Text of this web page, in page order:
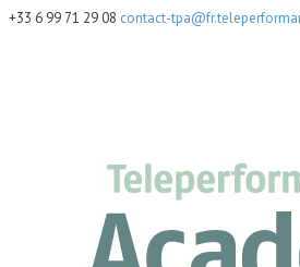
+33 6 99 71 29 08 contact-